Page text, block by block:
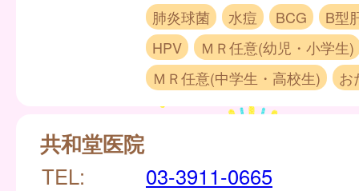
肺炎球菌
水痘 BCG
B型
HPV
ＭＲ任意(幼児・小学生)
ＭＲ任意(中学生・高校生)
お
共和堂医院
TEL:
03-3911-0665